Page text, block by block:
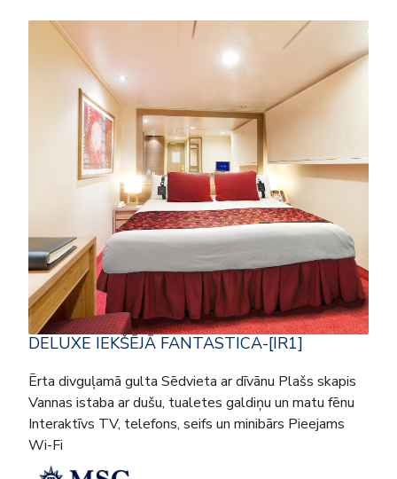
DELUXE IEKŠĒJĀ FANTASTICA-[IR1]
Ērta divguļamā gulta Sēdvieta ar dīvānu Plašs skapis
Vannas istaba ar dušu, tualetes galdiņu un matu fēnu
Interaktīvs TV, telefons, seifs un minibārs Pieejams
Wi-Fi